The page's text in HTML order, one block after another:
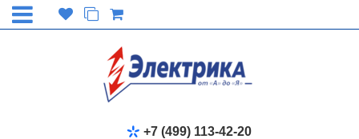
+7 (499) 113-42-20